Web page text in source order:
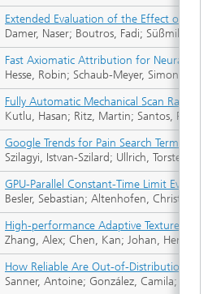
Extended Evaluation of the Effect of Real
Damer, Naser; Boutros, Fadi; Süßmilch,
Fast Axiomatic Attribution for Neural
Hesse, Robin; Schaub-Meyer, Simone;
Fully Automatic Mechanical Scan Range
Kutlu, Hasan; Ritz, Martin; Santos, Pedro;
Google Trends for Pain Search Terms in
Szilagyi, Istvan-Szilard; Ullrich, Torsten;
GPU-Parallel Constant-Time Limit
Besler, Sebastian; Altenhofen, Christian;
High-performance Adaptive Texture
Zhang, Alex; Chen, Kan; Johan, Henry;
How Reliable Are Out-of-Distribution
Sanner, Antoine; González, Camila;